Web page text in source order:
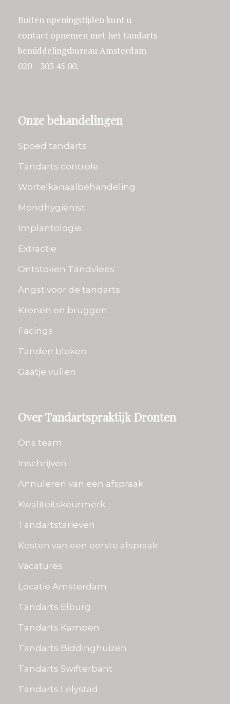
Buiten openingstijden kunt u
contact opnemen met het tandarts
bemiddelingsbureau Amsterdam
020 – 303 45 00.
Onze behandelingen
Spoed tandarts
Tandarts controle
Wortelkanaalbehandeling
Mondhygiënist
Implantologie
Extractie
Ontstoken Tandvlees
Angst voor de tandarts
Kronen en bruggen
Facings
Tanden bleken
Gaatje vullen
Over Tandartspraktijk Dronten
Ons team
Inschrijven
Annuleren van een afspraak
Kwaliteitskeurmerk
Tandartstarieven
Kosten van een eerste afspraak
Vacatures
Locatie Amsterdam
Tandarts Elburg
Tandarts Kampen
Tandarts Biddinghuizen
Tandarts Swifterbant
Tandarts Lelystad